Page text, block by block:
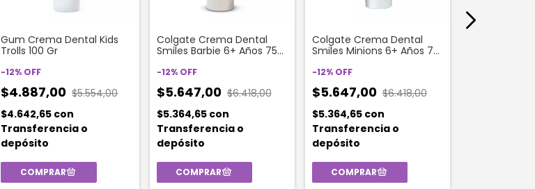
Gum Crema Dental Kids
Trolls 100 Gr
-12% OFF
$4.887,00 $5.554,00
$4.642,65 con
Transferencia o
depósito
Colgate Crema Dental
Smiles Barbie 6+ Años 75
-12% OFF
$5.647,00 $6.418,00
$5.364,65 con
Transferencia o
depósito
Colgate Crema Dental
Smiles Minions 6+ Años 75
-12% OFF
$5.647,00 $6.418,00
$5.364,65 con
Transferencia o
depósito